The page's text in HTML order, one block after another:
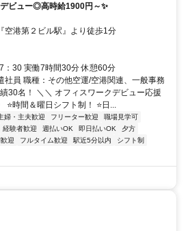
ビュー◎高時給1900円～✨
空港第２ビル駅』より徒歩1分
：30 実働7時間30分 休憩60分
社員 職種：その他空運/空港関連、一般事務
30名！ ＼＼ オフィスワークデビュー応援
時間＆曜日シフト制！ ⭐日...
婦・主夫歓迎 フリーター歓迎
職場見学可
経験者歓迎 週払いOK 即日払いOK
夕方
迎 フルタイム歓迎 駅近5分以内
シフト制